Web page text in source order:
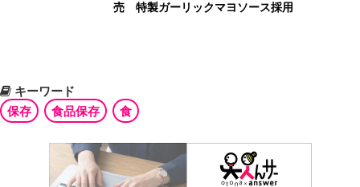
保存
食品保存